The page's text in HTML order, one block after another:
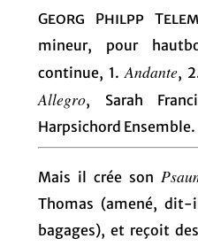
Georg Philpp
mineur, pour
continue, 1. Andante,
Allegro, Sarah
Harpsichord Ensemble.
Mais il crée son
Thomas (amené, dit-
bagages), et reçoit